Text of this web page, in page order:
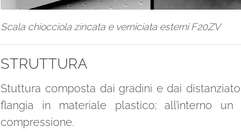
Scala chiocciola zincata e verniciata esterni F20ZV
STRUTTURA
Stuttura composta dai gradini e dai
flangia in materiale plastico; all’interno
compressione.